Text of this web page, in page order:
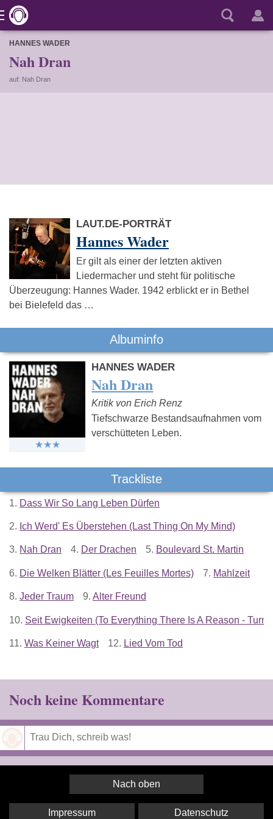
HANNES WADER
Nah Dran
auf: Nah Dran
LAUT.DE-PORTRÄT
Hannes Wader
Er gilt als einer der letzten aktiven
Liedermacher und steht für politische
Überzeugung: Hannes Wader. 1942 erblickt er in Bethel
bei Bielefeld das …
Albuminfo
HANNES WADER
Nah Dran
Kritik von Erich Renz
Tiefschwarze Bestandsaufnahmen vom
verschütteten Leben.
Trackliste
1. Dass Wir So Lang Leben Dürfen
2. Ich Werd' Es Überstehen (Last Thing On My Mind)
3. Nah Dran 4. Der Drachen 5. Boulevard St. Martin
6. Die Welken Blätter (Les Feuilles Mortes) 7. Mahlzeit
8. Jeder Traum 9. Alter Freund
10. Seit Ewigkeiten (To Everything There Is A Reason - Turn,
11. Was Keiner Wagt 12. Lied Vom Tod
Noch keine Kommentare
Nach oben
Impressum Datenschutz